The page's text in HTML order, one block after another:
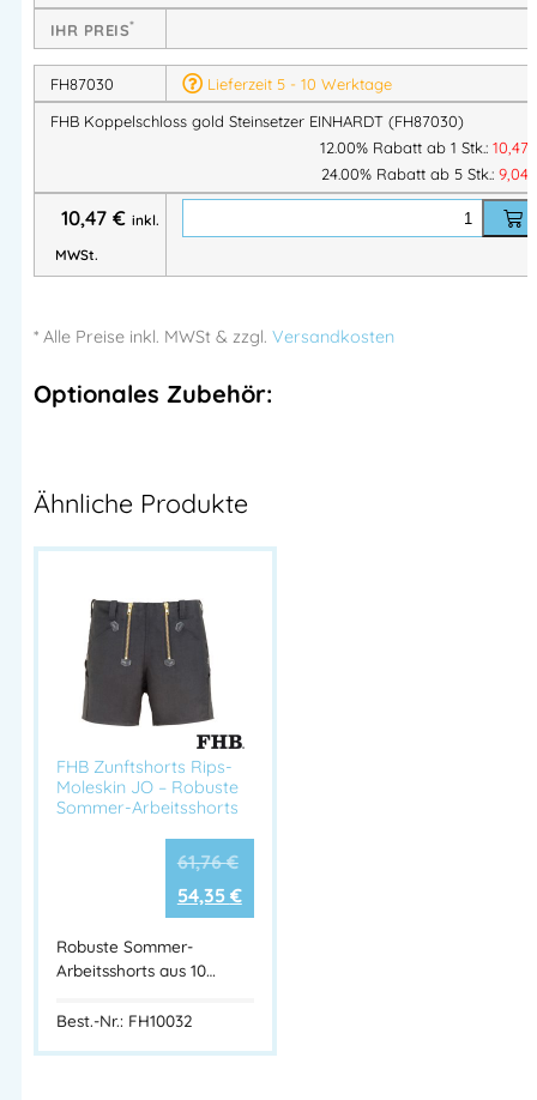
IHR PREIS*
FH87030
Lieferzeit 5 - 10 Werktage
FHB Koppelschloss gold Steinsetzer EINHARDT (FH87030)
12.00% Rabatt ab 1 Stk.: 10,47
24.00% Rabatt ab 5 Stk.: 9,04
10,47 € inkl.
MWSt.
* Alle Preise inkl. MWSt & zzgl. Versandkosten
Optionales Zubehör:
Ähnliche Produkte
FHB Zunftshorts Rips-
Moleskin JO – Robuste
Sommer-Arbeitsshorts
61,76€
54,35 €
Robuste Sommer-
Arbeitsshorts aus 10…
Best.-Nr.: FH10032